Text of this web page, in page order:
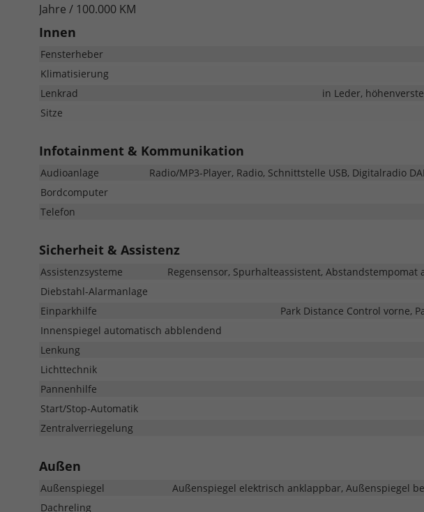
Jahre / 100.000 KM
Innen
Fensterheber
Klimatisierung
Lenkrad
in Leder,
Sitze
Infotainment & Kommunikation
Audioanlage
Radio/MP3-Player, Radio, Schnittstelle USB, Digitalradio
Bordcomputer
Telefon
Sicherheit & Assistenz
Assistenzsysteme
Regensensor, Spurhalteassistent, Abstandstempomat
Diebstahl-Alarmanlage
Einparkhilfe
Park Distance Control vorne,
Innenspiegel automatisch abblendend
Lenkung
Lichttechnik
Pannenhilfe
Start/Stop-Automatik
Zentralverriegelung
Außen
Außenspiegel
Außenspiegel elektrisch anklappbar, Außenspiegel
Dachreling